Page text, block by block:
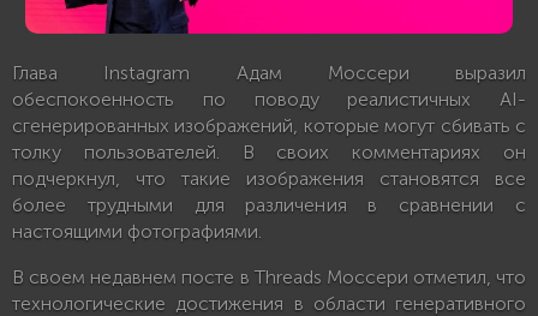
Глава Instagram Адам Моссери выразил
обеспокоенность по поводу реалистичных AI-
сгенерированных изображений, которые могут сбивать с
толку пользователей. В своих комментариях он
подчеркнул, что такие изображения становятся все
более трудными для различения в сравнении с
настоящими фотографиями.
В своем недавнем посте в Threads Моссери отметил, что
технологические достижения в области генеративного